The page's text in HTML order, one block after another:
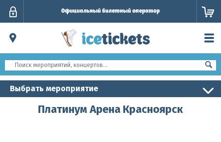
Выбрать мероприятие
Платинум Арена Красноярск